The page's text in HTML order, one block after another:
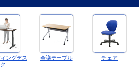
ングデス
ク
会議テーブル チェア